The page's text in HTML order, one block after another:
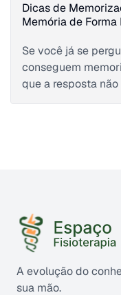
Dicas de
Memória de
Se você já se
conseguem
que a resposta
A evolução do
sua mão.